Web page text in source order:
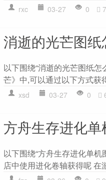
rxc 03-27 0
消逝的光芒图纸
以下围绕“消逝的光芒图纸
芒》中,可以通过以下方式获
xsd 03-27 0
方舟生存进化单
以下围绕“方舟生存进化单
店中使用进化卷轴获得呢 在